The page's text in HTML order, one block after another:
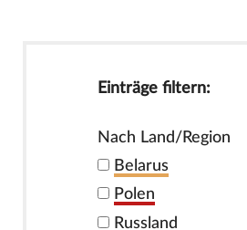
Einträge filtern:
Nach Land/Region
Belarus
Polen
Russland